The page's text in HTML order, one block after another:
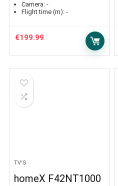
Camera: -
Flight time (m): -
€199.99
TV'S
homeX F42NT1000